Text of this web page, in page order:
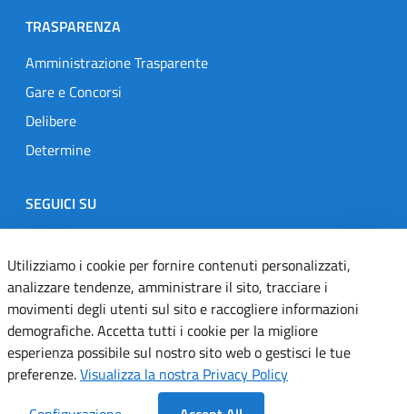
TRASPARENZA
Amministrazione Trasparente
Gare e Concorsi
Delibere
Determine
SEGUICI SU
Designers Italia
TwitterInstagramYoutubeLinkedin
Dichiarazione di accessibilità
Informativa cookie
Utilizziamo i cookie per fornire contenuti personalizzati,
analizzare tendenze, amministrare il sito, tracciare i
movimenti degli utenti sul sito e raccogliere informazioni
demografiche. Accetta tutti i cookie per la migliore
esperienza possibile sul nostro sito web o gestisci le tue
preferenze.Visualizza la nostra Privacy Policy